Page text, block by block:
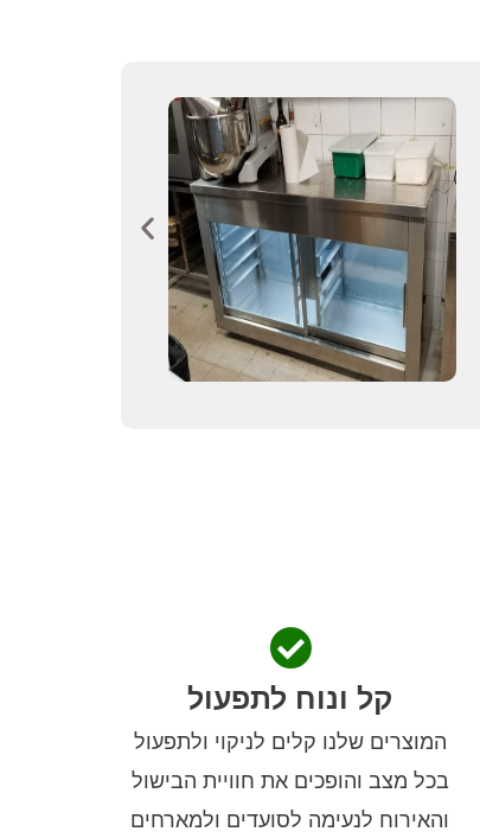
קל ונוח לתפעול
המוצרים שלנו קלים לניקוי ולתפעול
בכל מצב והופכים את חוויית הבישול
והאירוח לנעימה לסועדים ולמארחים